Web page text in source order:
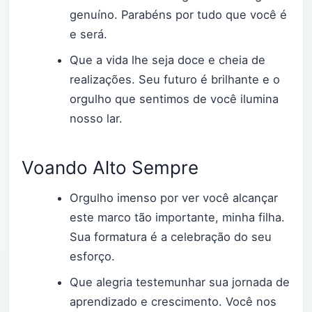
genuíno. Parabéns por tudo que você é
e será.
Que a vida lhe seja doce e cheia de
realizações. Seu futuro é brilhante e o
orgulho que sentimos de você ilumina
nosso lar.
Voando Alto Sempre
Orgulho imenso por ver você alcançar
este marco tão importante, minha filha.
Sua formatura é a celebração do seu
esforço.
Que alegria testemunhar sua jornada de
aprendizado e crescimento. Você nos